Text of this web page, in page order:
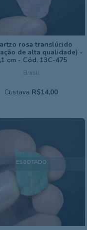
Brasil
rosa translúcido
de alta qualidade) -
cm - Cód. 13C-475
Custava R$14,00
ESGOTADO